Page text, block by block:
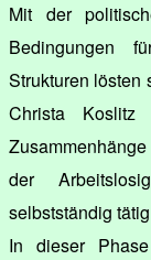
Mit der
Bedingungen
Strukturen lösten
Christa Koslitz
der
selbstständig
In dieser